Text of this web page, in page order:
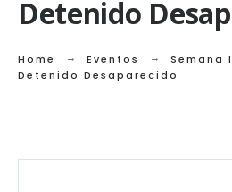
Detenido
Home Eventos
Semana
Detenido Desaparecido